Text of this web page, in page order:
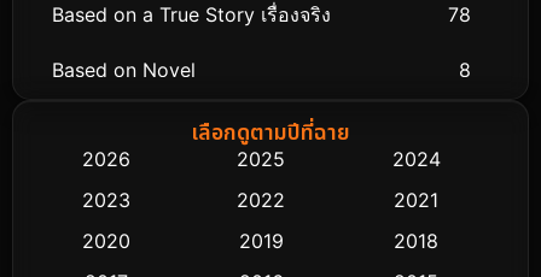
Based on a True Story เรื่องจริง 78
Based on Novel 8
Biography ชีวิตจริง
Classic หนังคลาสสิก
เลือกดูตามปีที่ฉาย
2026 2025
2024
2023
2022
2021
2020
2019
2018